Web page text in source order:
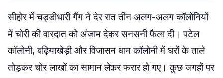
सीहोर में चड्डीधारी गैंग ने देर रात तीन अलग-अलग कॉलोनियों
में चोरी की वारदात को अंजाम देकर सनसनी फैला दी। पटेल
कॉलोनी, बढ़ियाखेड़ी और विजासन धाम कॉलोनी में घरों के ताले
तोड़कर चोर लाखों का सामान लेकर फरार हो गए। कुछ जगहों पर